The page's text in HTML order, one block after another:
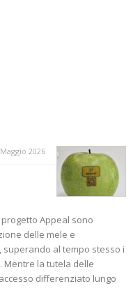
2026
Appeal sono
delle mele e
superando al tempo stesso i
Mentre la tutela delle
differenziato lungo